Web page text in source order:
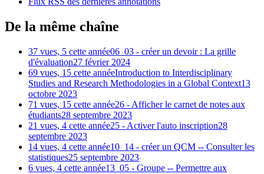
De la même chaîne
37 vues, 5 cette année06_03 - créer un devoir : La grille
d'évaluation27 février 2024
69 vues, 15 cette annéeIntroduction to Interdisciplinary
Studies and Research Methodologies in a Global Context13
octobre 2023
71 vues, 15 cette année26 - Afficher le carnet de notes aux
étudiants28 septembre 2023
21 vues, 4 cette année25 - Activer l'auto inscription28
septembre 2023
14 vues, 4 cette année10_14 - créer un QCM -- Consulter les
statistiques25 septembre 2023
6 vues, 4 cette année13_05 - Groupe -- Permettre aux